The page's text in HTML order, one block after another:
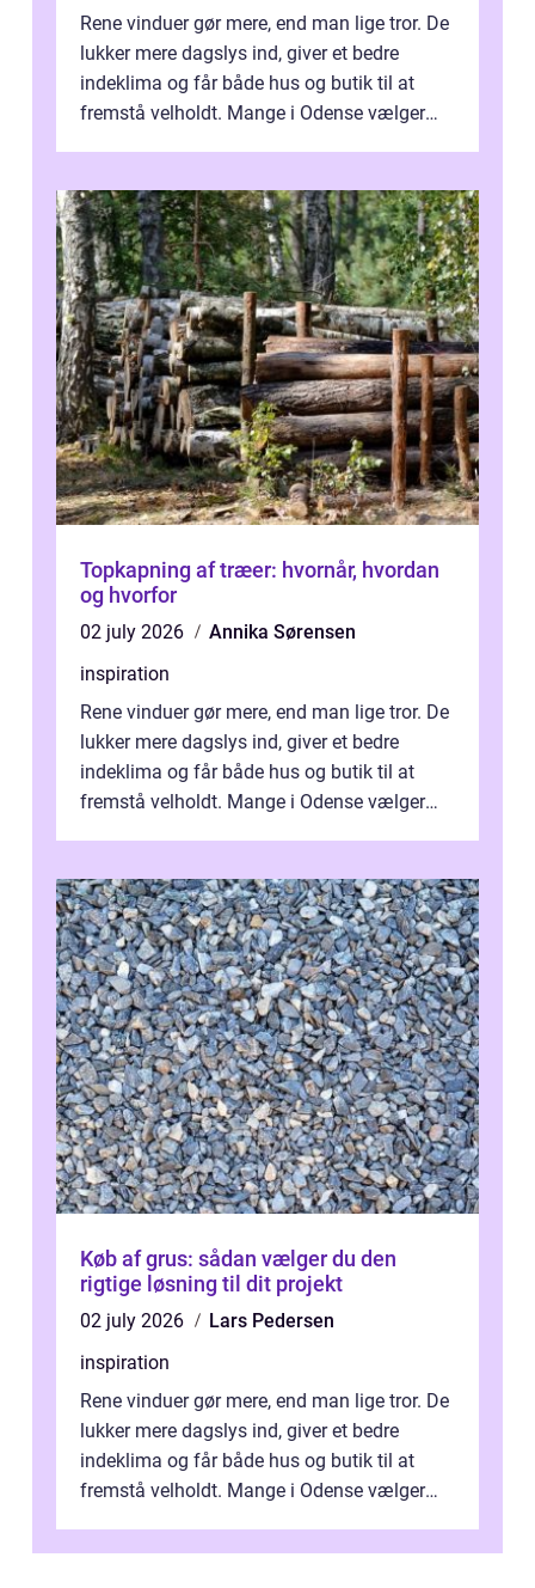
Rene vinduer gør mere, end man lige tror. De
lukker mere dagslys ind, giver et bedre
indeklima og får både hus og butik til at
fremstå velholdt. Mange i Odense vælger
Topkapning af træer: hvornår, hvordan
og hvorfor
02 july 2026
Annika Sørensen
inspiration
Rene vinduer gør mere, end man lige tror. De
lukker mere dagslys ind, giver et bedre
indeklima og får både hus og butik til at
fremstå velholdt. Mange i Odense vælger
Køb af grus: sådan vælger du den
rigtige løsning til dit projekt
02 july 2026
Lars Pedersen
inspiration
Rene vinduer gør mere, end man lige tror. De
lukker mere dagslys ind, giver et bedre
indeklima og får både hus og butik til at
fremstå velholdt. Mange i Odense vælger